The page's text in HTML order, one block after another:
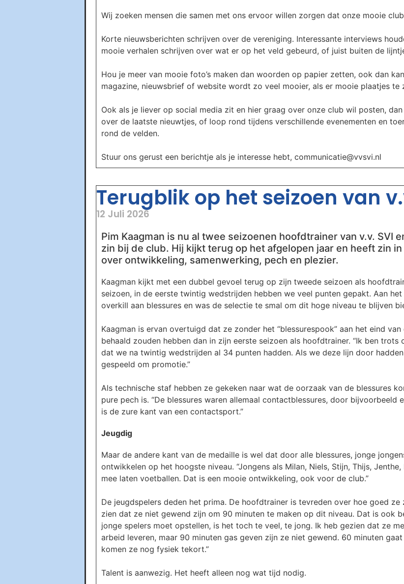
Wij zoeken mensen die samen met ons ervoor willen zorgen dat onze mooie
Korte nieuwsberichten schrijven over de vereniging. Interessante interviews
mooie verhalen schrijven over wat er op het veld gebeurd, of juist buiten de
Hou je meer van mooie foto’s maken dan woorden op papier zetten, ook dan
magazine, nieuwsbrief of website wordt zo veel mooier, als er mooie plaatjes te
Ook als je liever op social media zit en hier graag over onze club wil posten,
over de laatste nieuwtjes, of loop rond tijdens verschillende evenementen en
rond de velden.
Stuur ons gerust een berichtje als je interesse hebt, communicatie@vvsvi.nl
Terugblik op het seizoen van
12 Juli 2026
Pim Kaagman is nu al twee seizoenen hoofdtrainer van v.v. SVI
zin bij de club. Hij kijkt terug op het afgelopen jaar en heeft zin
over ontwikkeling, samenwerking, pech en plezier.
Kaagman kijkt met een dubbel gevoel terug op zijn tweede seizoen als
seizoen, in de eerste twintig wedstrijden hebben we veel punten gepakt. Aan
overkill aan blessures en was de selectie te smal om dit hoge niveau te blijven
Kaagman is ervan overtuigd dat ze zonder het “blessurespook” aan het eind
behaald zouden hebben dan in zijn eerste seizoen als hoofdtrainer. “Ik ben
dat we na twintig wedstrijden al 34 punten hadden. Als we deze lijn door
gespeeld om promotie.”
Als technische staf hebben ze gekeken naar wat de oorzaak van de blessures
pure pech is. “De blessures waren allemaal contactblessures, door bijvoorbeeld
is de zure kant van een contactsport.”
Jeugdig
Maar de andere kant van de medaille is wel dat door alle blessures, jonge
ontwikkelen op het hoogste niveau. “Jongens als Milan, Niels, Stijn, Thijs,
mee laten voetballen. Dat is een mooie ontwikkeling, ook voor de club.”
De jeugdspelers deden het prima. De hoofdtrainer is tevreden over hoe goed
zien dat ze niet gewend zijn om 90 minuten te maken op dit niveau. Dat is ook
jonge spelers moet opstellen, is het toch te veel, te jong. Ik heb gezien dat ze
arbeid leveren, maar 90 minuten gas geven zijn ze niet gewend. 60 minuten
komen ze nog fysiek tekort.”
Talent is aanwezig. Het heeft alleen nog wat tijd nodig.